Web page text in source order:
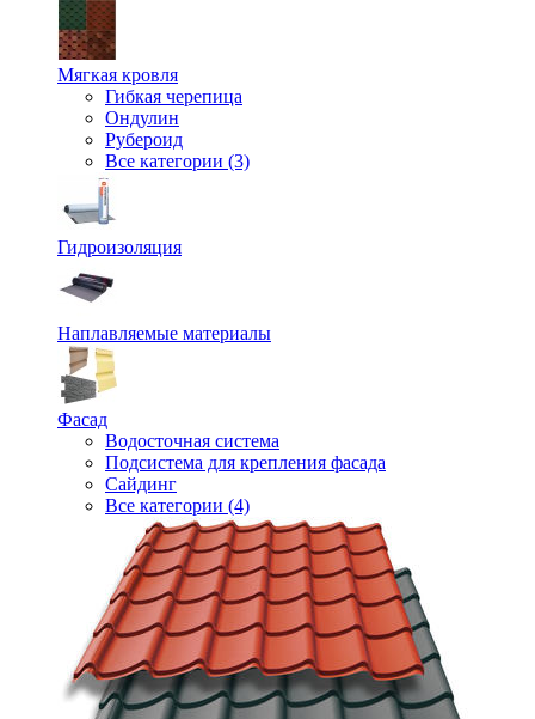
Мягкая кровля
Гибкая черепица
Ондулин
Рубероид
Все категории (3)
Гидроизоляция
Наплавляемые материалы
Фасад
Водосточная система
Подсистема для крепления фасада
Сайдинг
Все категории (4)